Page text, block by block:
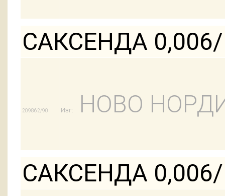
САКСЕНДА
209862/90 Изг: НОВО
САКСЕНДА